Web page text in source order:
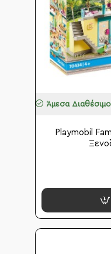
Άμεσα Διαθέσιμο
Playmobil